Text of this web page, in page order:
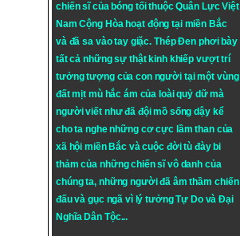
chiến sĩ của bóng tối thuộc Quân Lực Việt
Nam Cộng Hòa hoạt động tại miền Bắc
và đã sa vào tay giặc. Thép Đen phơi bày
tất cả những sự thật kinh khiếp vượt trí
tưởng tượng của con người tại một vùng
đất mịt mù hắc ám của loài quỷ dữ mà
người viết như đã đội mồ sống dậy kể
cho ta nghe những cơ cực lầm than của
xã hội miền Bắc và cuộc đời tù đày bi
thảm của những chiến sĩ vô danh của
chúng ta, những người đã âm thầm chiến
đấu và gục ngã vì lý tưởngTự DovàĐại
Nghĩa Dân Tộc...